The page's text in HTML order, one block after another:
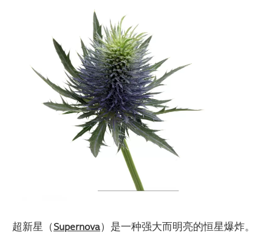
超新星（ Supernova）是一种强大而明亮的恒星爆炸。